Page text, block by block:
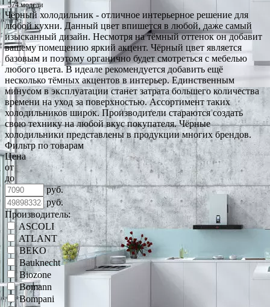
574 модели
Чёрный холодильник - отличное интерьерное решение для
любой кухни. Данный цвет впишется в любой, даже самый
изысканный дизайн. Несмотря на тёмный оттенок он добавит
вашему помещению яркий акцент. Чёрный цвет является
базовым и поэтому органично будет смотреться с мебелью
любого цвета. В идеале рекомендуется добавить ещё
несколько тёмных акцентов в интерьер. Единственным
минусом в эксплуатации станет затрата большего количества
времени на уход за поверхностью. Ассортимент таких
холодильников широк. Производители стараются создать
свою технику на любой вкус покупателя. Чёрные
холодильники представлены в продукции многих брендов.
Фильтр по товарам
Цена
от
до
руб.
руб.
Производитель:
ASCOLI
ATLANT
BEKO
Bauknecht
Biozone
Bomann
Bompani